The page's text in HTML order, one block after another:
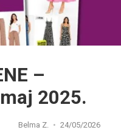
–
2025.
Belma Z. 24/05/2026